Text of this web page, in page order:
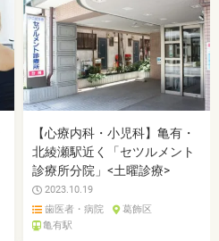
【心療内科・小児科】亀有・
北綾瀬駅近く「セツルメント
診療所分院」<土曜診療>
2023.10.19
歯医者・病院
葛飾区
亀有駅